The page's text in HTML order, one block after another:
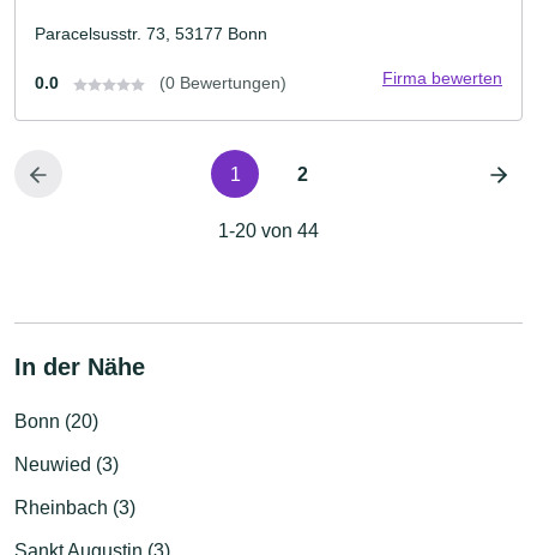
Paracelsusstr. 73, 53177 Bonn
0.0 (0 Bewertungen) Firma bewerten
1 2
1-20 von 44
In der Nähe
Bonn (20)
Neuwied (3)
Rheinbach (3)
Sankt Augustin (3)